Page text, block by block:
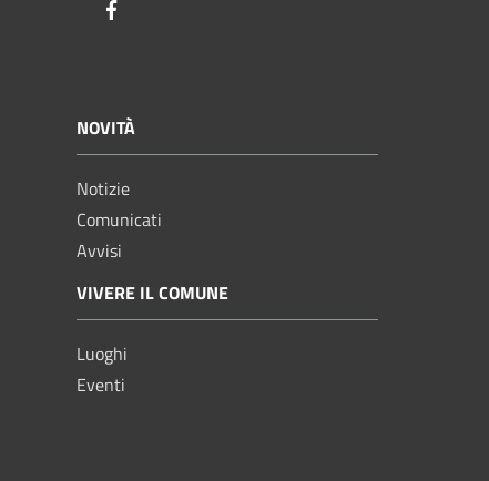
NOVITÀ
Notizie
Comunicati
Avvisi
VIVERE IL COMUNE
Luoghi
Eventi